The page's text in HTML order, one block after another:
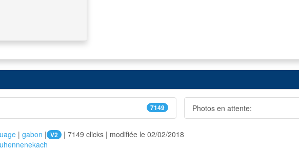
7149 Photos en attente:
| gabon | V2
| 7149 clicks | modifiée le 02/02/2018